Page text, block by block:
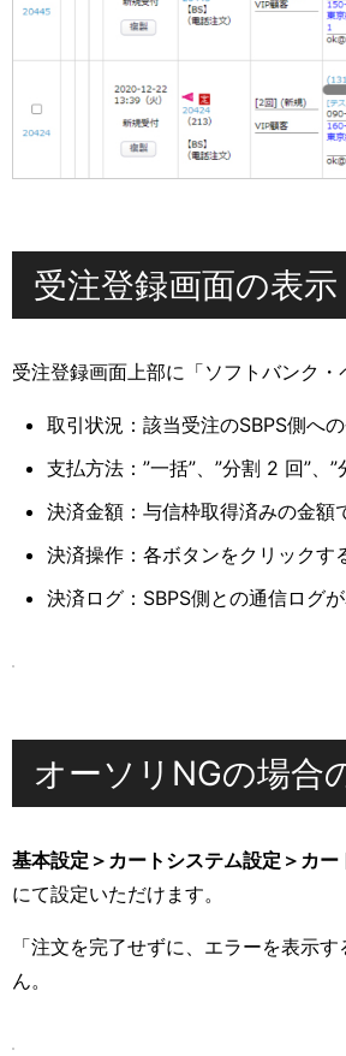
受注登録画面の表示
受注登録画面上部に「ソフトバンク
取引状況：該当受注のSBPS側へ
支払方法：”一括”、”分割 2 回”、
決済金額：与信枠取得済みの金額
決済操作：各ボタンをクリックす
決済ログ：SBPS側との通信ログが
オーソリNGの場合
基本設定＞カートシステム設定＞カ
にて設定いただけます。
「注文を完了せずに、エラーを表示
ん。